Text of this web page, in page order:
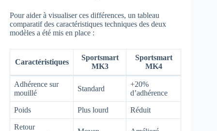
Pour aider à visualiser ces différences, un tableau
comparatif des caractéristiques techniques des deux
modèles a été mis en place :
Caractéristiques
Sportsmart
MK3
Sportsmart
MK4
Adhérence sur
mouillé
Standard
+20%
d’adhérence
Poids Plus lourd Réduit
Retour